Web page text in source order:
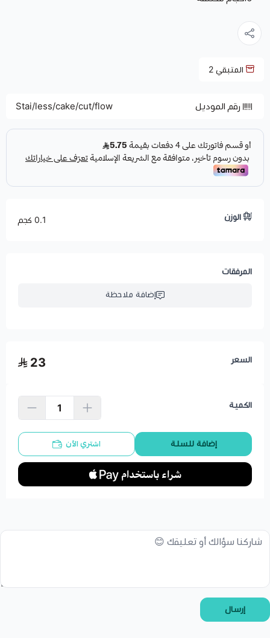
المتبقي 2
رقم الموديل Stai/less/cake/cut/flow
الوزن 0.1 كجم
المرفقات
إضافة ملاحظة
السعر 23
الكمية
إضافة للسلة اشتري الآن
إرسال